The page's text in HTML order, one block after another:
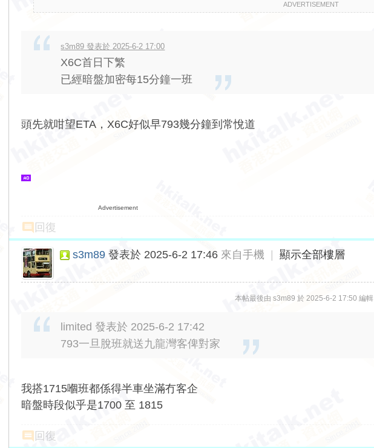
ADVERTISEMENT
s3m89 發表於 2025-6-2 17:00
X6C首日下繁
已經暗盤加密每15分鐘一班
頭先就咁望ETA，X6C好似早793幾分鐘到常悅道
Advertisement
回復
s3m89 發表於 2025-6-2 17:46 來自手機 顯示全部樓層
本帖最後由 s3m89 於 2025-6-2 17:50 編輯
limited 發表於 2025-6-2 17:42
793一旦脫班就送九龍灣客俾對家
我搭1715嗰班都係得半車坐滿冇客企
暗盤時段似乎是1700 至 1815
回復